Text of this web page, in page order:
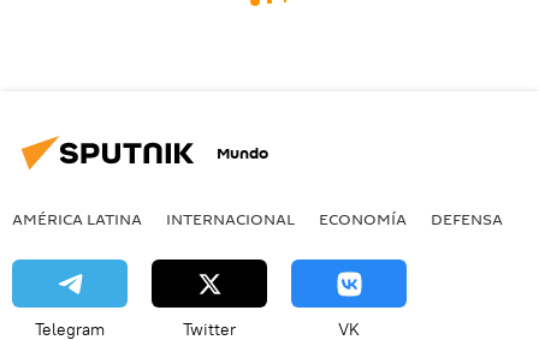
Mundo
AMÉRICA LATINA INTERNACIONAL ECONOMÍA DEFENSA
Telegram Twitter VK